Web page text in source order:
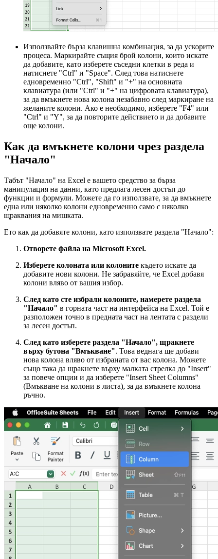
Използвайте бърза клавишна комбинация, за да ускорите
процеса. Маркирайте същия брой колони, които искате
да добавите, като изберете съседни клетки в реда и
натиснете "Ctrl" и "Space". След това натиснете
едновременно "Ctrl", "Shift" и "+" на основната
клавиатура (или "Ctrl" и "+" на цифровата клавиатура),
за да вмъкнете нова колона незабавно след маркиране на
желаните колони. Ако е необходимо, изберете "F4" или
"Ctrl" и "Y", за да повторите действието и да добавите
още колони.
Как да вмъкнете колони чрез раздела
"Начало"
Табът "Начало" на Excel е вашето средство за бърза
манипулация на данни, като предлага лесен достъп до
функции и формули. Можете да го използвате, за да вмъкнете
една или няколко колони едновременно само с няколко
щраквания на мишката.
Ето как да добавяте колони, като използвате раздела "Начало":
Отворете файла на Microsoft Excel.
Изберете колоната или колоните където искате да
добавите нови колони. Не забравяйте, че Excel добавя
колони вляво от вашия избор.
След като сте избрали колоните, намерете раздела
"Начало" в горната част на интерфейса на Excel. Той е
разположен точно в предната част на лентата с раздели
за лесен достъп.
След като изберете раздела "Начало", щракнете
върху бутона "Вмъкване". Това веднага ще добави
нова колона вляво от избраната от вас колона. Можете
също така да щракнете върху малката стрелка до "Insert"
за повече опции и да изберете "Insert Sheet Columns"
(Вмъкване на колони в листа), за да вмъкнете колона
ръчно.